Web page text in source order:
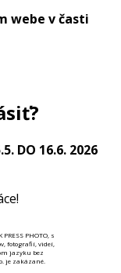
webe v časti
DO 16.6. 2026
PHOTO, s
fotografií, videí,
jazyku bez
je zakázané.